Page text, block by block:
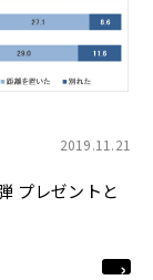
2019.11.21
プレゼントと